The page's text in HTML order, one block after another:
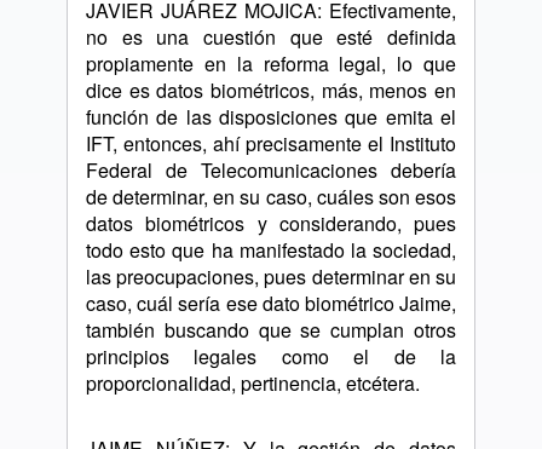
JAVIER JUÁREZ MOJICA: Efectivamente,
no es una cuestión que esté definida
propiamente en la reforma legal, lo que
dice es datos biométricos, más, menos en
función de las disposiciones que emita el
IFT, entonces, ahí precisamente el Instituto
Federal de Telecomunicaciones debería
de determinar, en su caso, cuáles son esos
datos biométricos y considerando, pues
todo esto que ha manifestado la sociedad,
las preocupaciones, pues determinar en su
caso, cuál sería ese dato biométrico Jaime,
también buscando que se cumplan otros
principios legales como el de la
proporcionalidad, pertinencia, etcétera.